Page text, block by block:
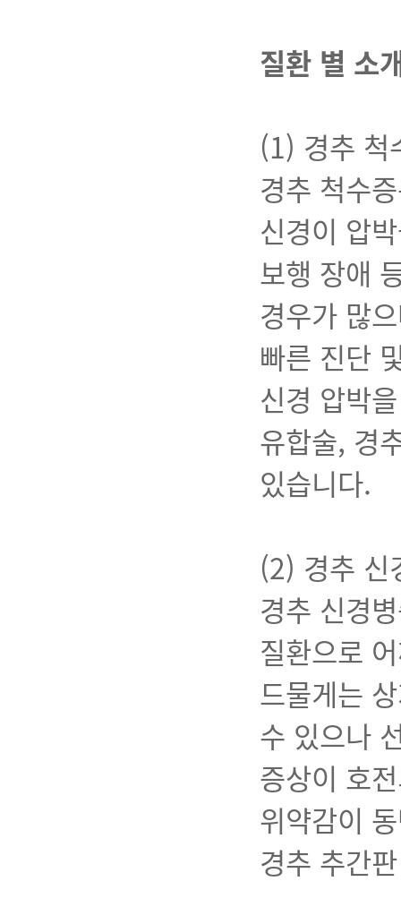
질환 별 소
(1) 경추 척
경추 척수
신경이 압
보행 장애
경우가 많
빠른 진단
신경 압박
유합술, 경
있습니다.
(2) 경추 신
경추 신경
질환으로
드물게는
수 있으나
증상이 호
위약감이
경추 추간